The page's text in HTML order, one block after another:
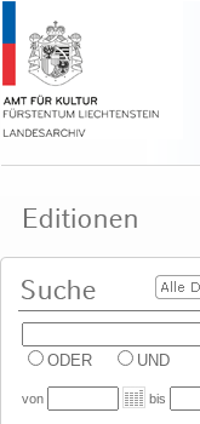
ODER UND
von bis